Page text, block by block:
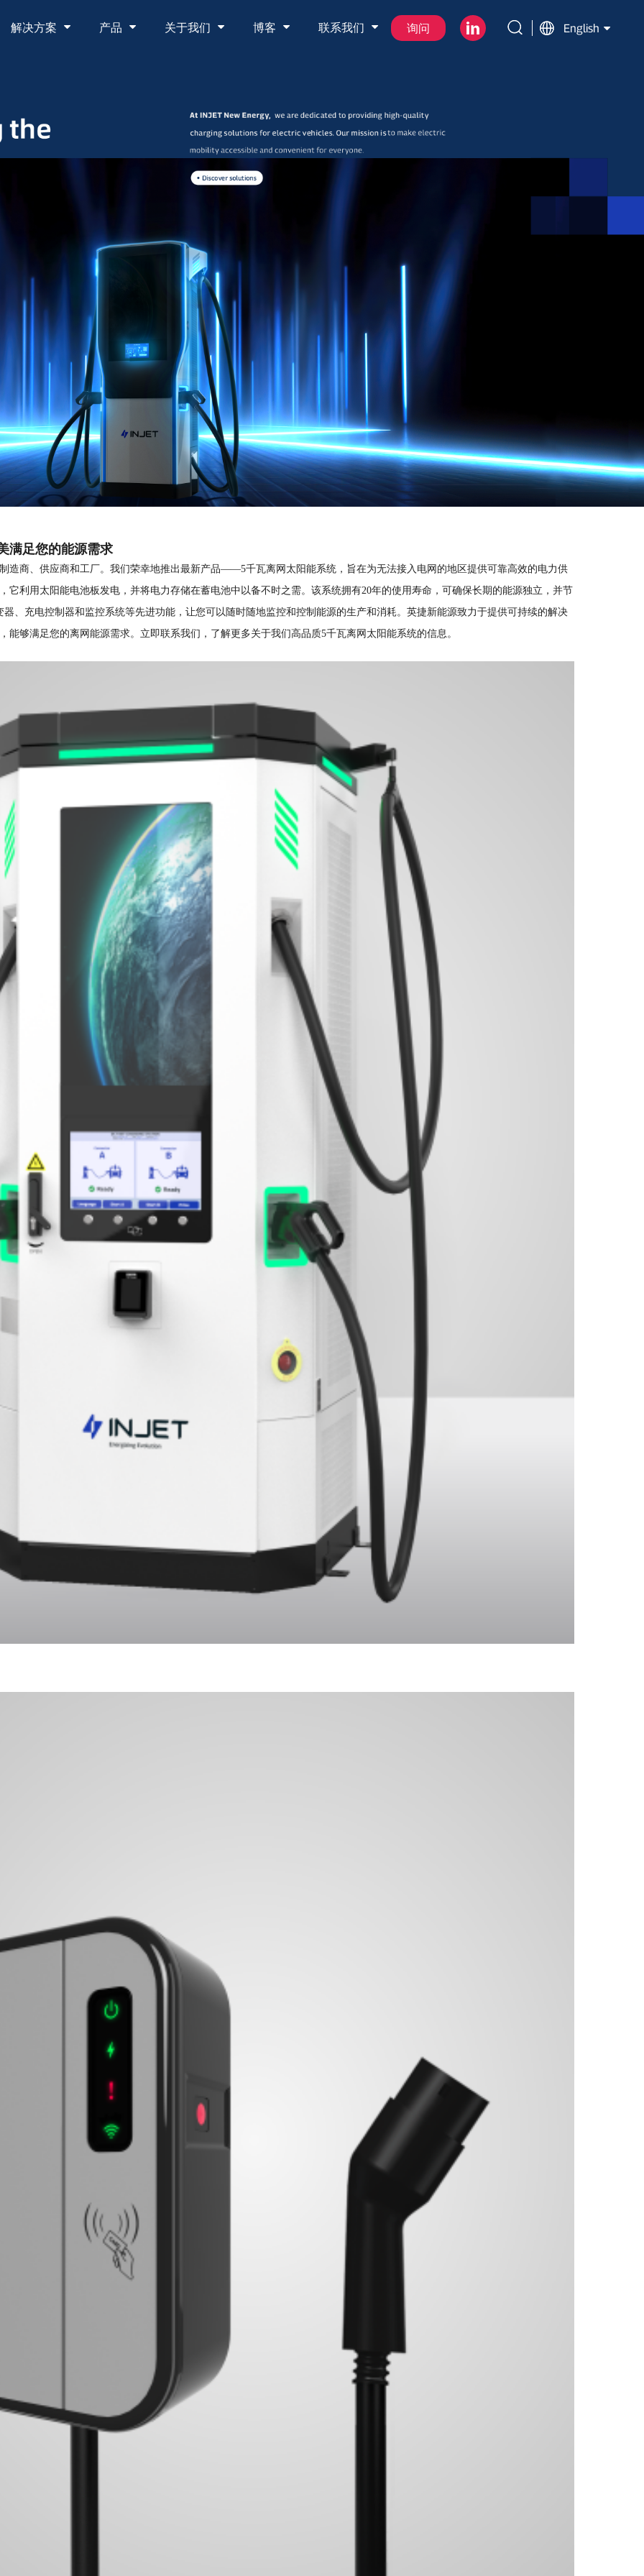
解决方案 产品 关于我们 博客 联系我们 询问 English
满足您的能源需求
造商、供应商和工厂。我们荣幸地推出最新产品——5千瓦离网太阳能系统，旨在为无法接入电网的地区提供可靠高效的电力供
它利用太阳能电池板发电，并将电力存储在蓄电池中以备不时之需。该系统拥有20年的使用寿命，可确保长期的能源独立，并节
、充电控制器和监控系统等先进功能，让您可以随时随地监控和控制能源的生产和消耗。英捷新能源致力于提供可持续的解决
够满足您的离网能源需求。立即联系我们，了解更多关于我们高品质5千瓦离网太阳能系统的信息。